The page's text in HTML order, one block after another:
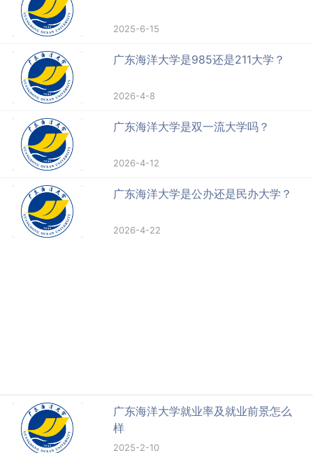
2025-6-15
广东海洋大学是985还是211大学？
2026-4-8
广东海洋大学是双一流大学吗？
2026-4-12
广东海洋大学是公办还是民办大学？
2026-4-22
广东海洋大学就业率及就业前景怎么
样
2025-2-10